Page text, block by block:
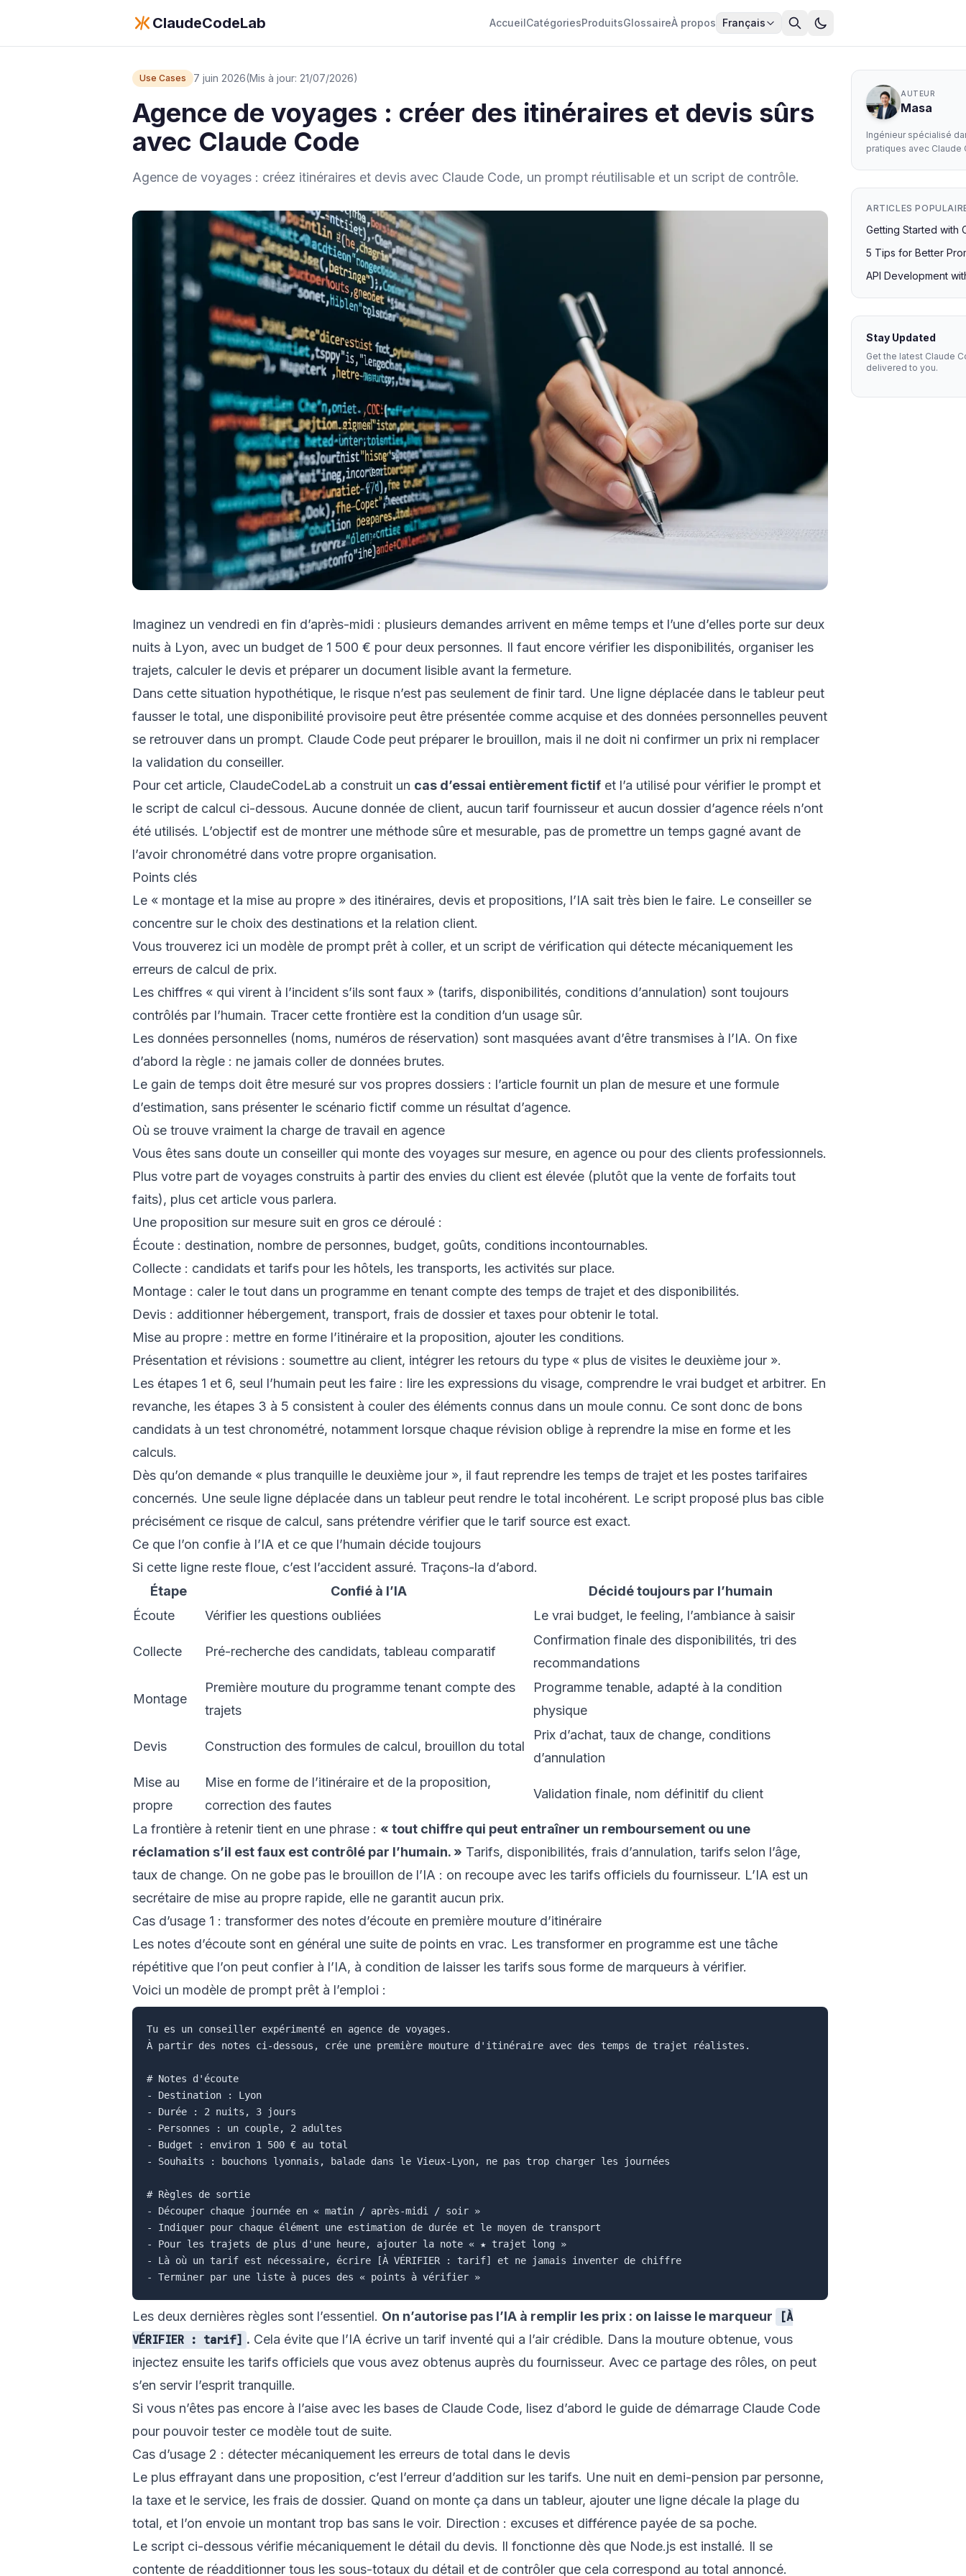
ClaudeCodeLab AccueilCatégoriesProduitsGlossaireÀ propos Français
Use Cases 7 juin 2026(Mis à jour: 21/07/2026)
Agence de voyages : créer des itinéraires et devis sûrs
avec Claude Code
Agence de voyages : créez itinéraires et devis avec Claude Code, un prompt réutilisable et un script de contrôle.
Imaginez un vendredi en fin d’après-midi : plusieurs demandes arrivent en même temps et l’une d’elles porte sur deux
nuits à Lyon, avec un budget de 1 500 € pour deux personnes. Il faut encore vérifier les disponibilités, organiser les
trajets, calculer le devis et préparer un document lisible avant la fermeture.
Dans cette situation hypothétique, le risque n’est pas seulement de finir tard. Une ligne déplacée dans le tableur peut
fausser le total, une disponibilité provisoire peut être présentée comme acquise et des données personnelles peuvent
se retrouver dans un prompt. Claude Code peut préparer le brouillon, mais il ne doit ni confirmer un prix ni remplacer
la validation du conseiller.
Pour cet article, ClaudeCodeLab a construit un cas d’essai entièrement fictif et l’a utilisé pour vérifier le prompt et
le script de calcul ci-dessous. Aucune donnée de client, aucun tarif fournisseur et aucun dossier d’agence réels n’ont
été utilisés. L’objectif est de montrer une méthode sûre et mesurable, pas de promettre un temps gagné avant de
l’avoir chronométré dans votre propre organisation.
Points clés
Le « montage et la mise au propre » des itinéraires, devis et propositions, l’IA sait très bien le faire. Le conseiller se
concentre sur le choix des destinations et la relation client.
Vous trouverez ici un modèle de prompt prêt à coller, et un script de vérification qui détecte mécaniquement les
erreurs de calcul de prix.
Les chiffres « qui virent à l’incident s’ils sont faux » (tarifs, disponibilités, conditions d’annulation) sont toujours
contrôlés par l’humain. Tracer cette frontière est la condition d’un usage sûr.
Les données personnelles (noms, numéros de réservation) sont masquées avant d’être transmises à l’IA. On fixe
d’abord la règle : ne jamais coller de données brutes.
Le gain de temps doit être mesuré sur vos propres dossiers : l’article fournit un plan de mesure et une formule
d’estimation, sans présenter le scénario fictif comme un résultat d’agence.
Où se trouve vraiment la charge de travail en agence
Vous êtes sans doute un conseiller qui monte des voyages sur mesure, en agence ou pour des clients professionnels.
Plus votre part de voyages construits à partir des envies du client est élevée (plutôt que la vente de forfaits tout
faits), plus cet article vous parlera.
Une proposition sur mesure suit en gros ce déroulé :
Écoute : destination, nombre de personnes, budget, goûts, conditions incontournables.
Collecte : candidats et tarifs pour les hôtels, les transports, les activités sur place.
Montage : caler le tout dans un programme en tenant compte des temps de trajet et des disponibilités.
Devis : additionner hébergement, transport, frais de dossier et taxes pour obtenir le total.
Mise au propre : mettre en forme l’itinéraire et la proposition, ajouter les conditions.
Présentation et révisions : soumettre au client, intégrer les retours du type « plus de visites le deuxième jour ».
Les étapes 1 et 6, seul l’humain peut les faire : lire les expressions du visage, comprendre le vrai budget et arbitrer. En
revanche, les étapes 3 à 5 consistent à couler des éléments connus dans un moule connu. Ce sont donc de bons
candidats à un test chronométré, notamment lorsque chaque révision oblige à reprendre la mise en forme et les
calculs.
Dès qu’on demande « plus tranquille le deuxième jour », il faut reprendre les temps de trajet et les postes tarifaires
concernés. Une seule ligne déplacée dans un tableur peut rendre le total incohérent. Le script proposé plus bas cible
précisément ce risque de calcul, sans prétendre vérifier que le tarif source est exact.
Ce que l’on confie à l’IA et ce que l’humain décide toujours
Si cette ligne reste floue, c’est l’accident assuré. Traçons-la d’abord.
Étape
Confié à l’IA
Décidé toujours par l’humain
Écoute
Vérifier les questions oubliées Le vrai budget, le feeling, l’ambiance à saisir
Collecte Pré-recherche des candidats, tableau comparatif
Confirmation finale des disponibilités, tri des
recommandations
Montage
Première mouture du programme tenant compte des
trajets
Programme tenable, adapté à la condition
physique
Devis Construction des formules de calcul, brouillon du total
Prix d’achat, taux de change, conditions
d’annulation
Mise au
propre
Mise en forme de l’itinéraire et de la proposition,
correction des fautes
Validation finale, nom définitif du client
La frontière à retenir tient en une phrase : « tout chiffre qui peut entraîner un remboursement ou une
réclamation s’il est faux est contrôlé par l’humain. » Tarifs, disponibilités, frais d’annulation, tarifs selon l’âge,
taux de change. On ne gobe pas le brouillon de l’IA : on recoupe avec les tarifs officiels du fournisseur. L’IA est un
secrétaire de mise au propre rapide, elle ne garantit aucun prix.
Cas d’usage 1 : transformer des notes d’écoute en première mouture d’itinéraire
Les notes d’écoute sont en général une suite de points en vrac. Les transformer en programme est une tâche
répétitive que l’on peut confier à l’IA, à condition de laisser les tarifs sous forme de marqueurs à vérifier.
Voici un modèle de prompt prêt à l’emploi :
Tu es un conseiller expérimenté en agence de voyages.
À partir des notes ci-dessous, crée une première mouture d'itinéraire avec des temps de trajet réalistes.
# Notes d'écoute
- Destination : Lyon
- Durée : 2 nuits, 3 jours
- Personnes : un couple, 2 adultes
- Budget : environ 1 500 € au total
- Souhaits : bouchons lyonnais, balade dans le Vieux-Lyon, ne pas trop charger les journées
# Règles de sortie
- Découper chaque journée en « matin / après-midi / soir »
- Indiquer pour chaque élément une estimation de durée et le moyen de transport
- Pour les trajets de plus d'une heure, ajouter la note « ★ trajet long »
- Là où un tarif est nécessaire, écrire [À VÉRIFIER : tarif] et ne jamais inventer de chiffre
Les deux dernières règles sont l’essentiel. On n’autorise pas l’IA à remplir les prix : on laisse le marqueur
[À
VÉRIFIER : tarif] . Cela évite que l’IA écrive un tarif inventé qui a l’air crédible. Dans la mouture obtenue, vous
injectez ensuite les tarifs officiels que vous avez obtenus auprès du fournisseur. Avec ce partage des rôles, on peut
s’en servir l’esprit tranquille.
Si vous n’êtes pas encore à l’aise avec les bases de Claude Code, lisez d’abord le guide de démarrage Claude Code
pour pouvoir tester ce modèle tout de suite.
Cas d’usage 2 : détecter mécaniquement les erreurs de total dans le devis
Le plus effrayant dans une proposition, c’est l’erreur d’addition sur les tarifs. Une nuit en demi-pension par personne,
la taxe et le service, les frais de dossier. Quand on monte ça dans un tableur, ajouter une ligne décale la plage du
total, et l’on envoie un montant trop bas sans le voir. Direction : excuses et différence payée de sa poche.
Le script ci-dessous vérifie mécaniquement le détail du devis. Il fonctionne dès que Node.js est installé. Il se
contente de réadditionner tous les sous-totaux du détail et de contrôler que cela correspond au total annoncé.
AUTEUR
Masa
Ingénieur spécialisé
pratiques avec Claude
ARTICLES
Getting Started with
5 Tips for Better
API Development
Stay Updated
Get the latest Claude
delivered to you.